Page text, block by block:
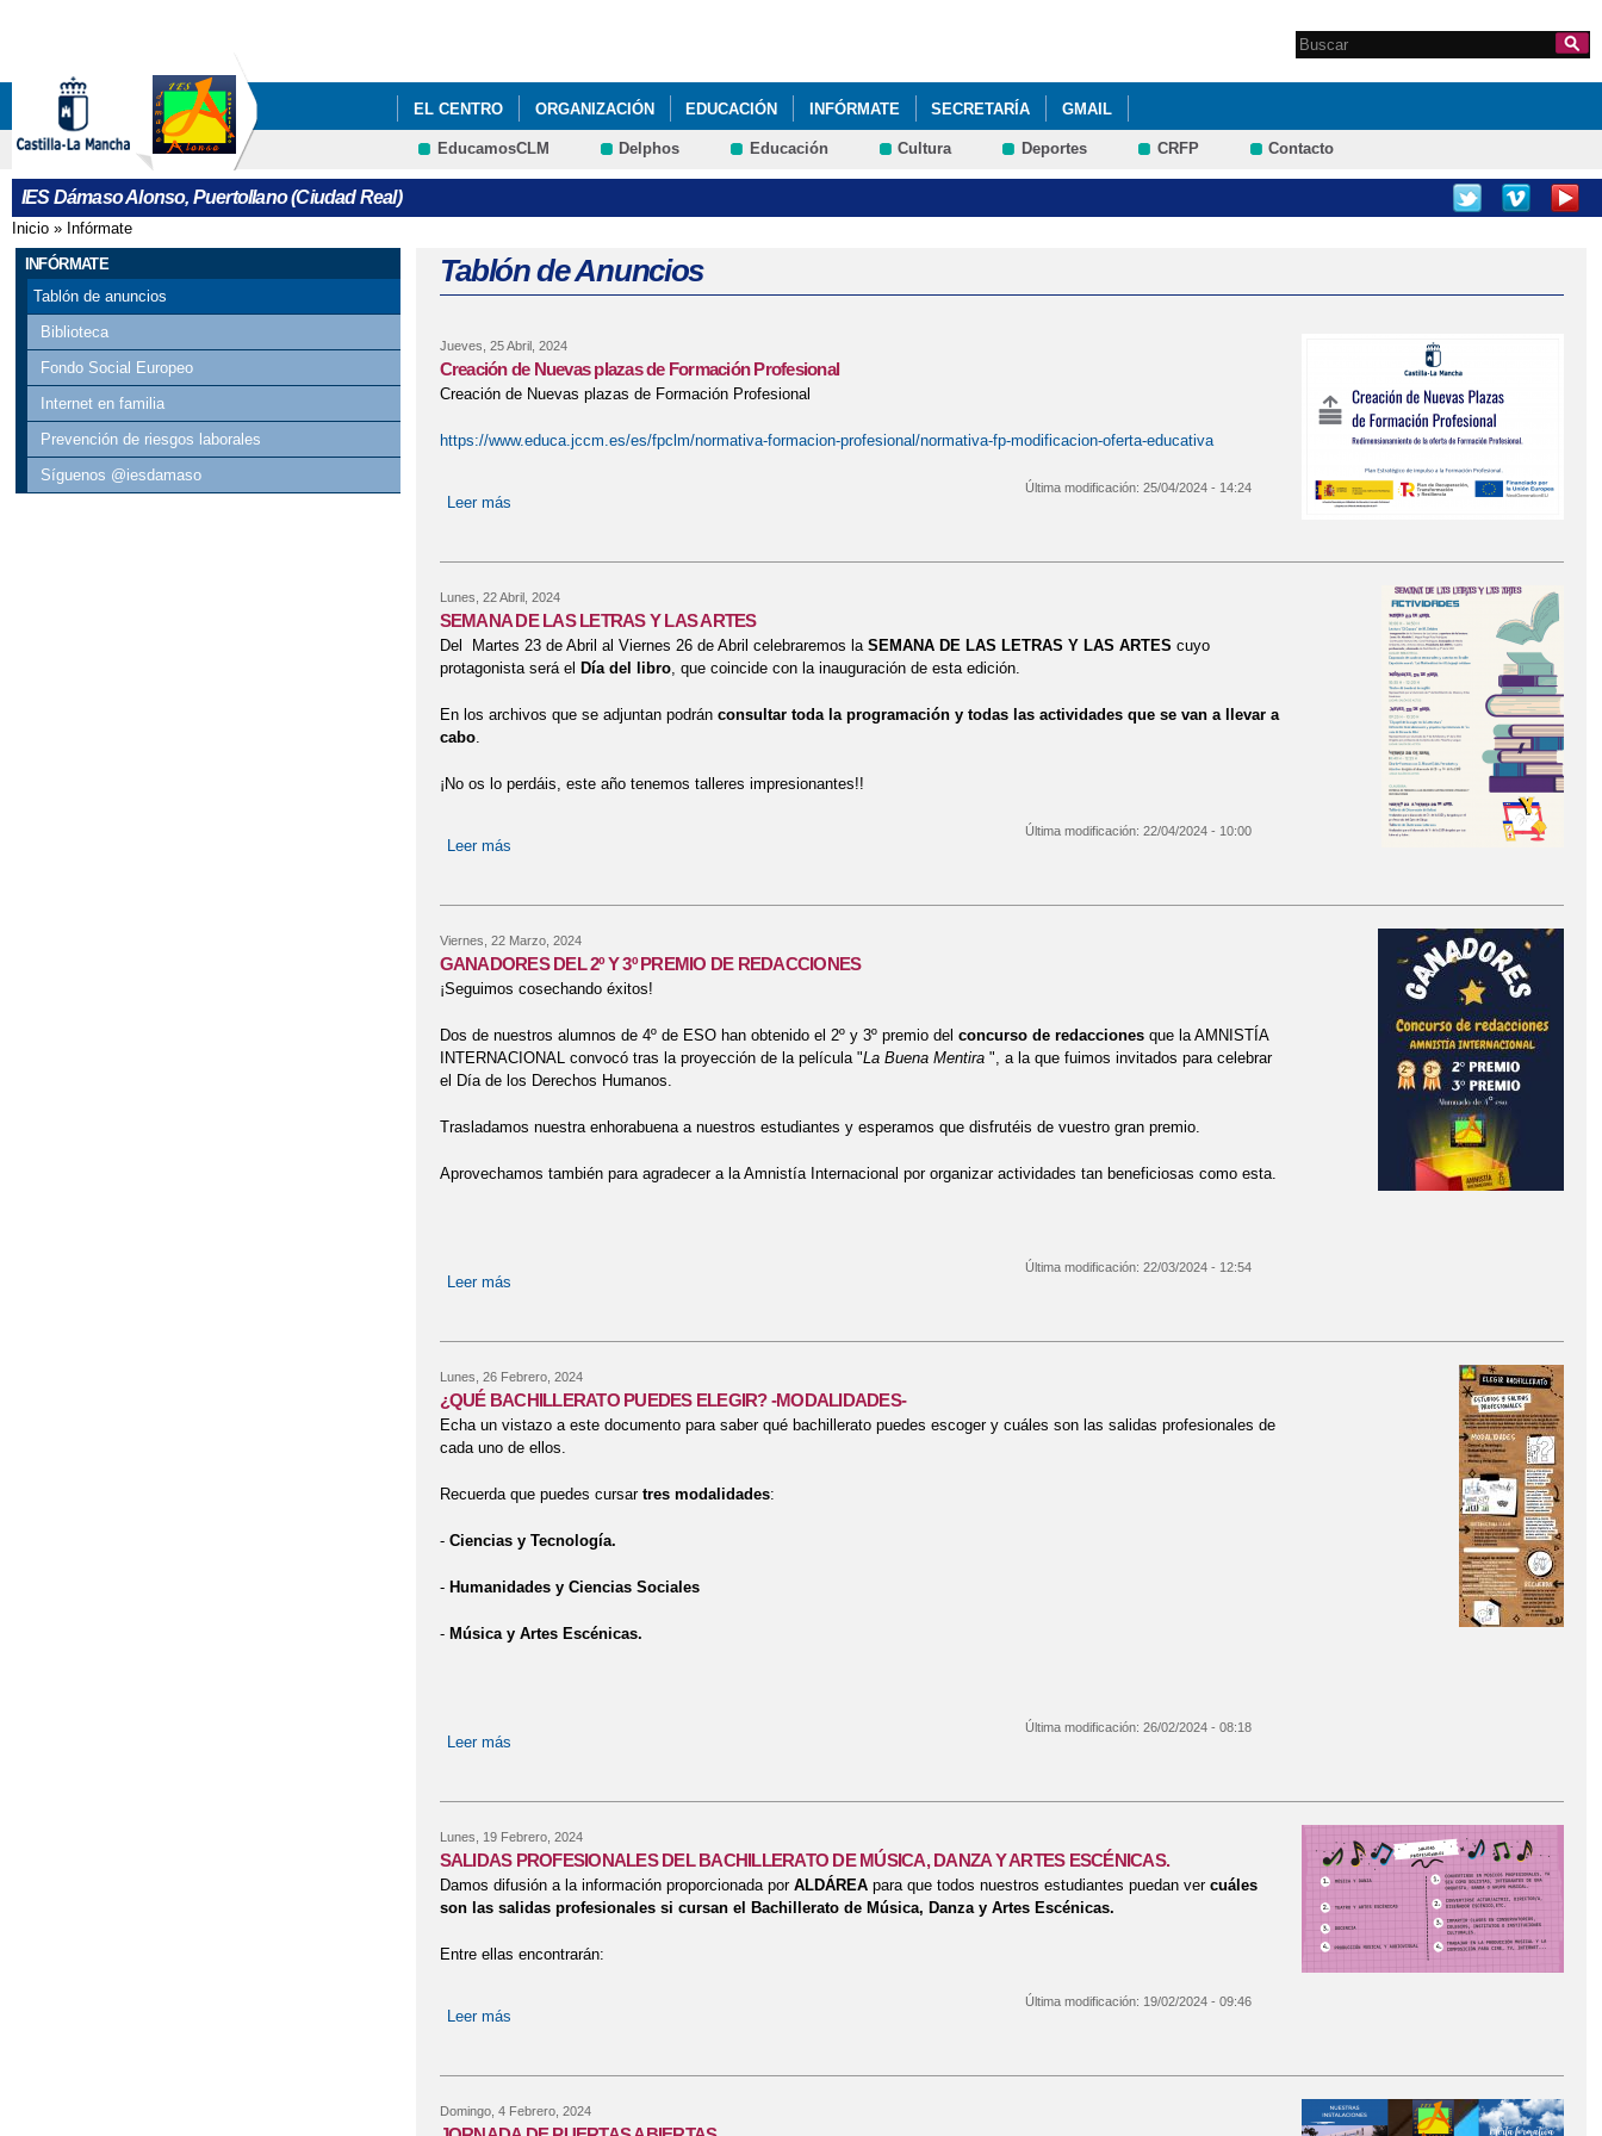
Formulario de
Search this site
EL CENTRO ORGANIZACIÓN EDUCACIÓN INFÓRMATE SECRETARÍA GMAIL
ACTIVIDADES COMPLEMENTARIAS Y EXTRAESCOLARES CURSO 2025/26 SEMANA DE LAS LETRAS Y LAS ARTES. DÍA DEL LIBRO.
EducamosCLM Delphos Educación Cultura Deportes CRFP Contacto
IES Dámaso Alonso, Puertollano (Ciudad Real)
Se encuentra usted aquí
Inicio » Infórmate
INFÓRMATE
Tablón de anuncios
Biblioteca
Fondo Social Europeo
Internet en familia
Prevención de riesgos laborales
Síguenos @iesdamaso
Tablón de Anuncios
Jueves, 25 Abril, 2024
Creación de Nuevas plazas de Formación Profesional
Creación de Nuevas plazas de Formación Profesional
https://www.educa.jccm.es/es/fpclm/normativa-formacion-profesional/normativa-fp-modificacion-oferta-educativa
Leer más
Última modificación: 25/04/2024 - 14:24
Lunes, 22 Abril, 2024
SEMANA DE LAS LETRAS Y LAS ARTES
Del Martes 23 de Abril al Viernes 26 de Abril celebraremos la SEMANA DE LAS LETRAS Y LAS ARTES cuyo
protagonista será el Día del libro, que coincide con la inauguración de esta edición.
En los archivos que se adjuntan podrán consultar toda la programación y todas las actividades que se van a llevar a
cabo.
¡No os lo perdáis, este año tenemos talleres impresionantes!!
Leer más
Última modificación: 22/04/2024 - 10:00
Viernes, 22 Marzo, 2024
GANADORES DEL 2º Y 3º PREMIO DE REDACCIONES
¡Seguimos cosechando éxitos!
Dos de nuestros alumnos de 4º de ESO han obtenido el 2º y 3º premio del concurso de redaccionesque la AMNISTÍA
INTERNACIONAL convocó tras la proyección de la película "La Buena Mentira ", a la que fuimos invitados para celebrar
el Día de los Derechos Humanos.
Trasladamos nuestra enhorabuena a nuestros estudiantes y esperamos que disfrutéis de vuestro gran premio.
Aprovechamos también para agradecer a la Amnistía Internacional por organizar actividades tan beneficiosas como esta.
Leer más
Última modificación: 22/03/2024 - 12:54
Lunes, 26 Febrero, 2024
¿QUÉ BACHILLERATO PUEDES ELEGIR? -MODALIDADES-
Echa un vistazo a este documento para saber qué bachillerato puedes escoger y cuáles son las salidas profesionales de
cada uno de ellos.
Recuerda que puedes cursar tres modalidades:
- Ciencias y Tecnología.
- Humanidades y Ciencias Sociales
- Música y Artes Escénicas.
Leer más
Última modificación: 26/02/2024 - 08:18
Lunes, 19 Febrero, 2024
SALIDAS PROFESIONALES DEL BACHILLERATO DE MÚSICA, DANZA Y ARTES ESCÉNICAS.
Damos difusión a la información proporcionada por ALDÁREApara que todos nuestros estudiantes puedan ver cuáles
son las salidas profesionales si cursan el Bachillerato de Música, Danza y Artes Escénicas.
Entre ellas encontrarán:
Leer más
Última modificación: 19/02/2024 - 09:46
Domingo, 4 Febrero, 2024